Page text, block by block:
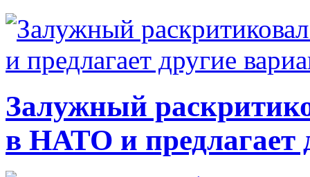
Залужный
в НАТО и предлагает